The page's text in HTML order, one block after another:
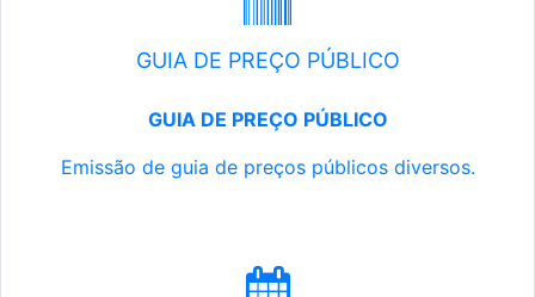
GUIA DE PREÇO PÚBLICO
GUIA DE PREÇO PÚBLICO
Emissão de guia de preços públicos diversos.